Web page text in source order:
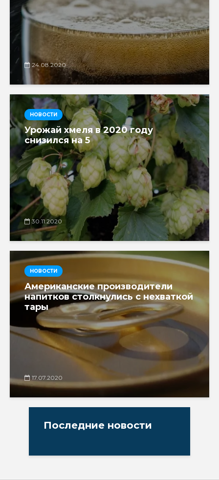
24.08.2020
НОВОСТИ
Урожай хмеля в 2020 году
снизился на 5
30.11.2020
НОВОСТИ
Американские производители
напитков столкнулись с нехваткой
тары
17.07.2020
Последние новости